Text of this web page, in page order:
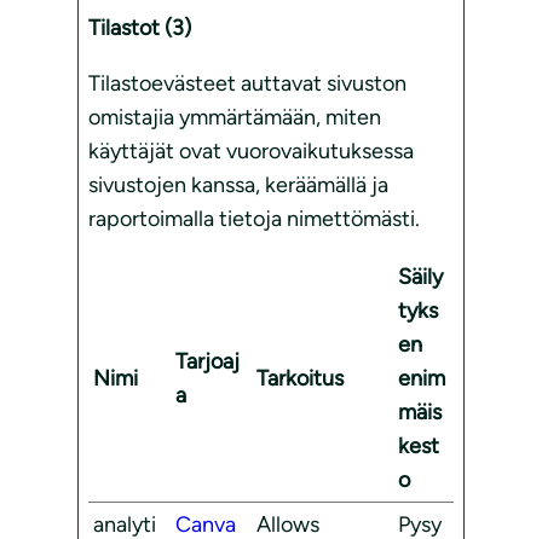
Tilastot (3)
Tilastoevästeet auttavat sivuston
omistajia ymmärtämään, miten
käyttäjät ovat vuorovaikutuksessa
sivustojen kanssa, keräämällä ja
raportoimalla tietoja nimettömästi.
Nimi
Tarjoaj
a
Tarkoitus
Säily
tyks
en
enim
mäis
kest
o
analyti
Canva
Allows
Pysy